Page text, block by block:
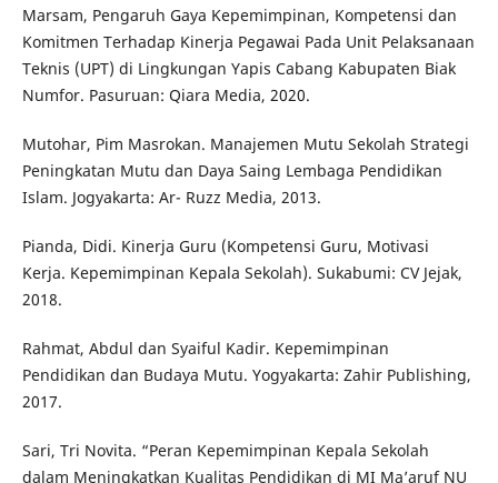
Marsam, Pengaruh Gaya Kepemimpinan, Kompetensi dan
Komitmen Terhadap Kinerja Pegawai Pada Unit Pelaksanaan
Teknis (UPT) di Lingkungan Yapis Cabang Kabupaten Biak
Numfor. Pasuruan: Qiara Media, 2020.
Mutohar, Pim Masrokan. Manajemen Mutu Sekolah Strategi
Peningkatan Mutu dan Daya Saing Lembaga Pendidikan
Islam. Jogyakarta: Ar- Ruzz Media, 2013.
Pianda, Didi. Kinerja Guru (Kompetensi Guru, Motivasi
Kerja. Kepemimpinan Kepala Sekolah). Sukabumi: CV Jejak,
2018.
Rahmat, Abdul dan Syaiful Kadir. Kepemimpinan
Pendidikan dan Budaya Mutu. Yogyakarta: Zahir Publishing,
2017.
Sari, Tri Novita. “Peran Kepemimpinan Kepala Sekolah
dalam Meningkatkan Kualitas Pendidikan di MI Ma’aruf NU